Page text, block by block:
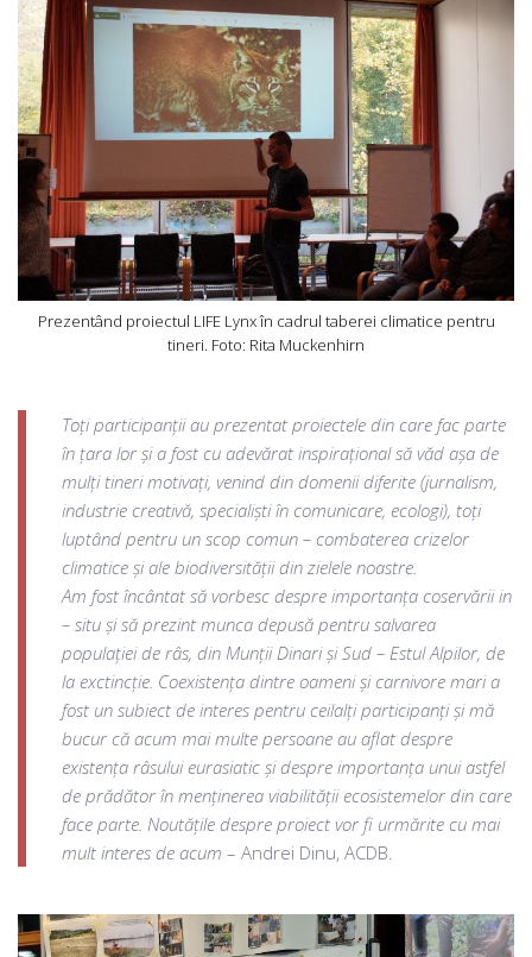
Prezentând proiectul LIFE Lynx în cadrul taberei climatice pentru
tineri. Foto: Rita Muckenhirn
Toți participanții au prezentat proiectele din care fac parte
în țara lor și a fost cu adevărat inspirațional să văd așa de
mulți tineri motivați, venind din domenii diferite (jurnalism,
industrie creativă, specialiști în comunicare, ecologi), toți
luptând pentru un scop comun – combaterea crizelor
climatice și ale biodiversității din zielele noastre.
Am fost încântat să vorbesc despre importanța coservării in
– situ și să prezint munca depusă pentru salvarea
populației de râs, din Munții Dinari și Sud – Estul Alpilor, de
la exctincție. Coexistența dintre oameni și carnivore mari a
fost un subiect de interes pentru ceilalți participanți și mă
bucur că acum mai multe persoane au aflat despre
existența râsului eurasiatic și despre importanța unui astfel
de prădător în menținerea viabilității ecosistemelor din care
face parte. Noutățile despre proiect vor fi urmărite cu mai
mult interes de acum – Andrei Dinu, ACDB.